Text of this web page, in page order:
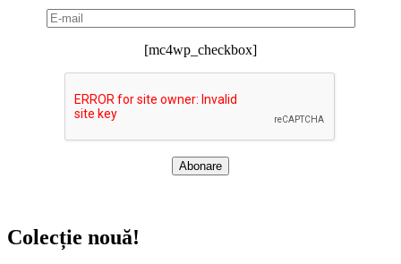
[mc4wp_checkbox]
Colecție nouă!